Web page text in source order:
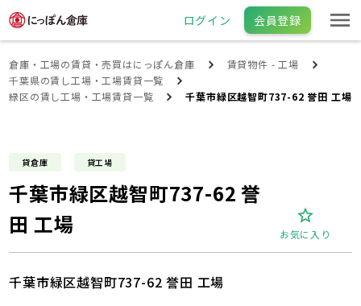
ログイン 会員登録
倉庫・工場の賃貸・売買はにっぽん倉庫
賃貸物件 - 工場
千葉県の賃し工場・工場賃貸一覧
緑区の賃し工場・工場賃貸一覧
千葉市緑区越智町737-62 誉田 工場
貸倉庫 貸工場
千葉市緑区越智町737-62 誉
田 工場
お気に入り
千葉市緑区越智町737-62 誉田 工場